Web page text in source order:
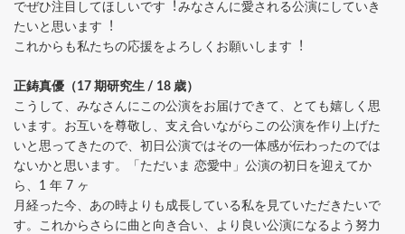
でぜひ注⽬してほしいです︕みなさんに愛される公演にしていき
たいと思います︕
これからも私たちの応援をよろしくお願いします︕
正鋳真優（17 期研究⽣ / 18 歳）
こうして、みなさんにこの公演をお届けできて、とても嬉しく思
います。お互いを尊敬し、⽀え合いながらこの公演を作り上げた
いと思ってきたので、初⽇公演ではその⼀体感が伝わったのでは
ないかと思います。「ただいま 恋愛中」公演の初⽇を迎えてか
ら、1 年 7 ヶ
⽉経った今、あの時よりも成⻑している私を⾒ていただきたいで
す。これからさらに曲と向き合い、より良い公演になるよう努⼒